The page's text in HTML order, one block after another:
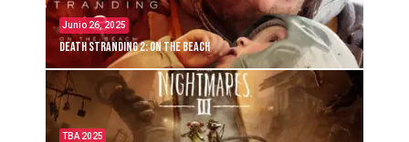
Junio 26, 2025
Death Stranding 2: On the Beach
TBA 2025